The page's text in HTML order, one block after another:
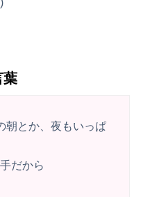
葉
朝とか、夜もいっぱ
だから